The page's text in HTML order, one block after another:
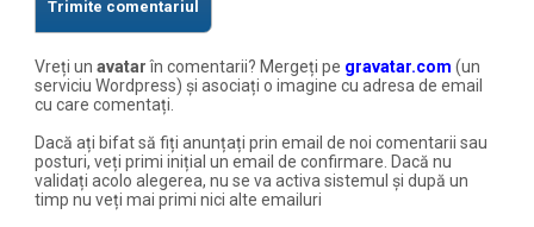
Vreți unavatarîn comentarii? Mergeți pe gravatar.com (un
serviciu Wordpress) și asociați o imagine cu adresa de email
cu care comentați.
Dacă ați bifat să fiți anunțați prin email de noi comentarii sau
posturi, veți primi inițial un email de confirmare. Dacă nu
validați acolo alegerea, nu se va activa sistemul și după un
timp nu veți mai primi nici alte emailuri